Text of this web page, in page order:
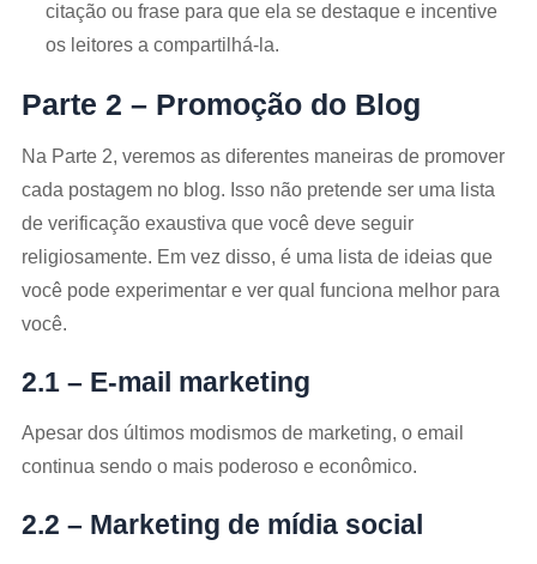
citação ou frase para que ela se destaque e incentive
os leitores a compartilhá-la.
Parte 2 – Promoção do Blog
Na Parte 2, veremos as diferentes maneiras de promover
cada postagem no blog. Isso não pretende ser uma lista
de verificação exaustiva que você deve seguir
religiosamente. Em vez disso, é uma lista de ideias que
você pode experimentar e ver qual funciona melhor para
você.
2.1 – E-mail marketing
Apesar dos últimos modismos de marketing, o email
continua sendo o mais poderoso e econômico.
2.2 – Marketing de mídia social